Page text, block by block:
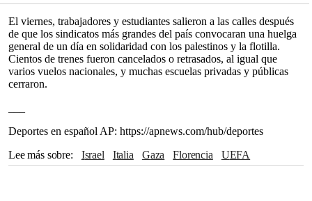
El viernes, trabajadores y estudiantes salieron a las calles después
de que los sindicatos más grandes del país convocaran una huelga
general de un día en solidaridad con los palestinos y la flotilla.
Cientos de trenes fueron cancelados o retrasados, al igual que
varios vuelos nacionales, y muchas escuelas privadas y públicas
cerraron.
Deportes en español AP: https://apnews.com/hub/deportes
Lee más sobre
Israel Italia Gaza Florencia UEFA